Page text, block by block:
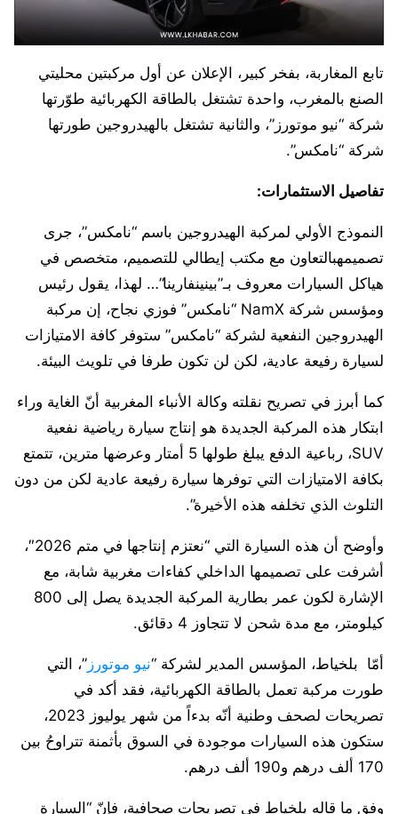
تابع المغاربة، بفخر كبير، الإعلان عن أول مركبتين محليتي
الصنع بالمغرب، واحدة تشتغل بالطاقة الكهربائية طوّرتها
شركة “نيو موتورز”، والثانية تشتغل بالهيدروجين طورتها
شركة “نامكس”.
تفاصيل الاستثمارات:
النموذج الأولي لمركبة الهيدروجين باسم “نامكس”، جرى
تصميمهبالتعاون مع مكتب إيطالي للتصميم، متخصص في
هياكل السيارات معروف بـ”بينينفارينا”… لهذا، يقول رئيس
ومؤسس شركة NamX “نامكس” فوزي نجاح، إن مركبة
الهيدروجين النفعية لشركة “نامكس” ستوفر كافة الامتيازات
لسيارة رفيعة عادية، لكن لن تكون طرفا في تلويث البيئة.
كما أبرز في تصريح نقلته وكالة الأنباء المغربية أنّ الغاية وراء
ابتكار هذه المركبة الجديدة هو إنتاج سيارة رياضية نفعية
SUV، رباعية الدفع يبلغ طولها 5 أمتار وعرضها مترين، تتمتع
بكافة الامتيازات التي توفرها سيارة رفيعة عادية لكن من دون
التلوث الذي تخلفه هذه الأخيرة”.
وأوضح أن هذه السيارة التي “نعتزم إنتاجها في متم 2026″،
أشرفت على تصميمها الداخلي كفاءات مغربية شابة، مع
الإشارة لكون عمر بطارية المركبة الجديدة يصل إلى 800
كيلومتر، مع مدة شحن لا تتجاوز 4 دقائق.
أمّا بلخياط، المؤسس المدير لشركة “نيو موتورز ”، التي
طورت مركبة تعمل بالطاقة الكهربائية، فقد أكد في
تصريحات لصحف وطنية أنّه بدءاً من شهر يوليوز 2023،
ستكون هذه السيارات موجودة في السوق بأثمنة تتراوحُ بين
170 ألف درهم و190 ألف درهم.
وفق ما قاله بلخياط في تصريحات صحافية، فإنّ “السيارة